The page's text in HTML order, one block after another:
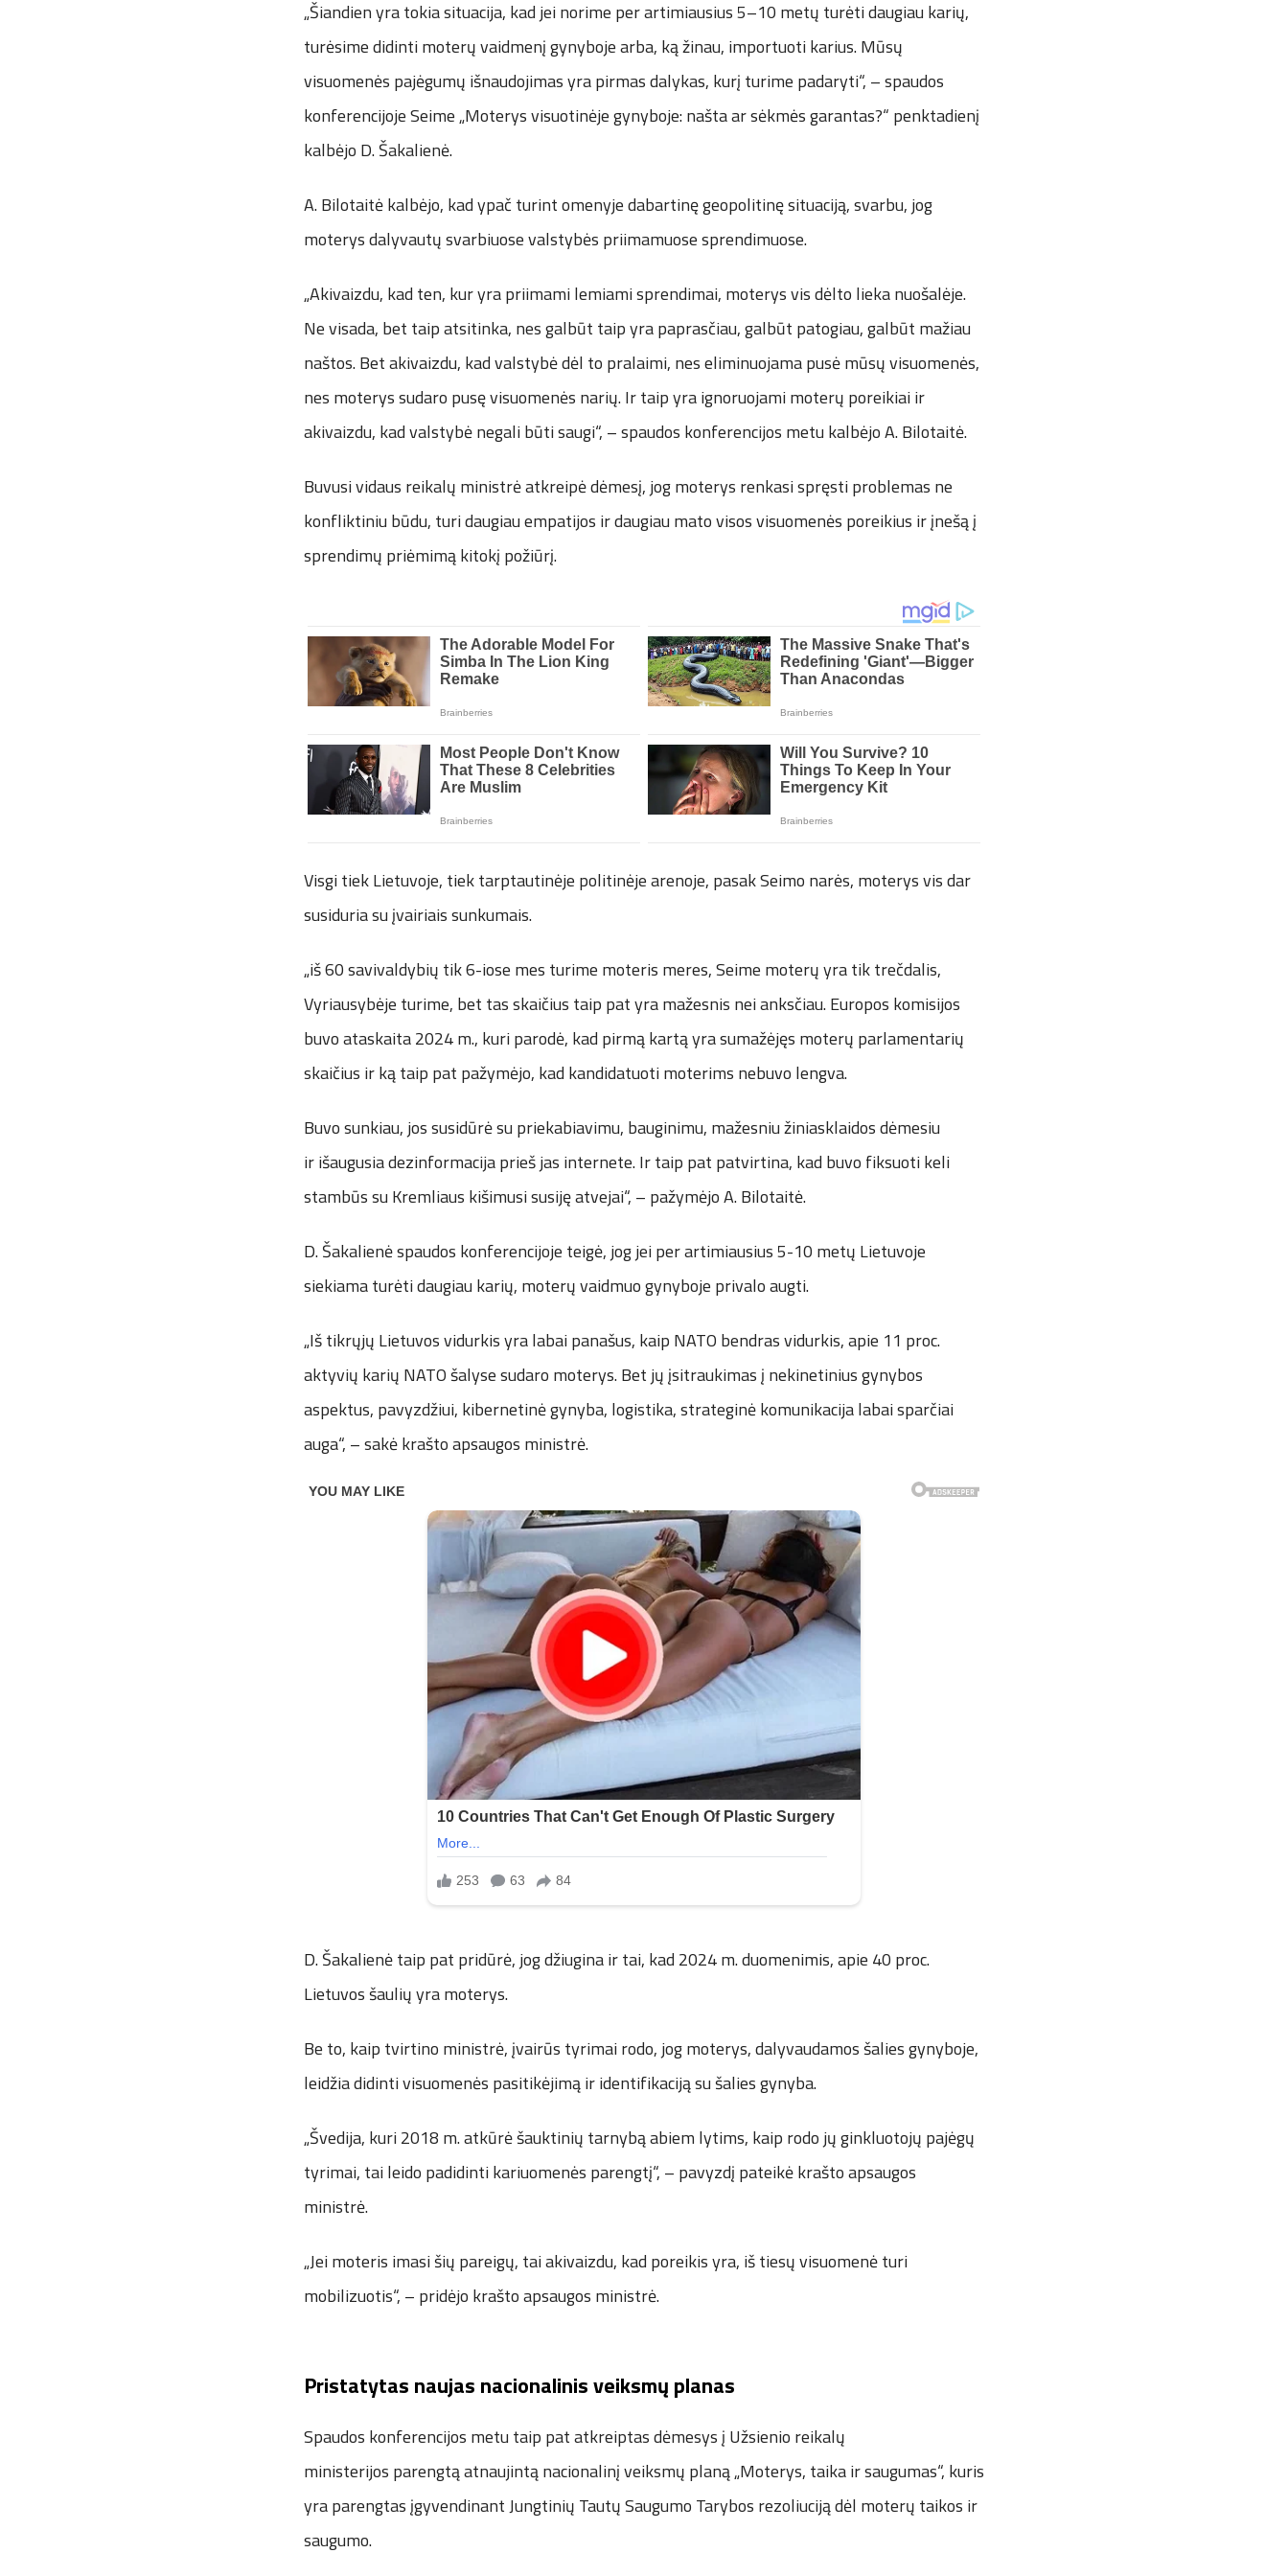
„Šiandien yra tokia situacija, kad jei norime per artimiausius 5–10 metų turėti daugiau karių,
turėsime didinti moterų vaidmenį gynyboje arba, ką žinau, importuoti karius. Mūsų
visuomenės pajėgumų išnaudojimas yra pirmas dalykas, kurį turime padaryti“, – spaudos
konferencijoje Seime „Moterys visuotinėje gynyboje: našta ar sėkmės garantas?“ penktadienį
kalbėjo D. Šakalienė.
A. Bilotaitė kalbėjo, kad ypač turint omenyje dabartinę geopolitinę situaciją, svarbu, jog
moterys dalyvautų svarbiuose valstybės priimamuose sprendimuose.
„Akivaizdu, kad ten, kur yra priimami lemiami sprendimai, moterys vis dėlto lieka nuošalėje.
Ne visada, bet taip atsitinka, nes galbūt taip yra paprasčiau, galbūt patogiau, galbūt mažiau
naštos. Bet akivaizdu, kad valstybė dėl to pralaimi, nes eliminuojama pusė mūsų visuomenės,
nes moterys sudaro pusę visuomenės narių. Ir taip yra ignoruojami moterų poreikiai ir
akivaizdu, kad valstybė negali būti saugi“, – spaudos konferencijos metu kalbėjo A. Bilotaitė.
Buvusi vidaus reikalų ministrė atkreipė dėmesį, jog moterys renkasi spręsti problemas ne
konfliktiniu būdu, turi daugiau empatijos ir daugiau mato visos visuomenės poreikius ir įnešą į
sprendimų priėmimą kitokį požiūrį.
Visgi tiek Lietuvoje, tiek tarptautinėje politinėje arenoje, pasak Seimo narės, moterys vis dar
susiduria su įvairiais sunkumais.
„iš 60 savivaldybių tik 6-iose mes turime moteris meres, Seime moterų yra tik trečdalis,
Vyriausybėje turime, bet tas skaičius taip pat yra mažesnis nei anksčiau. Europos komisijos
buvo ataskaita 2024 m., kuri parodė, kad pirmą kartą yra sumažėjęs moterų parlamentarių
skaičius ir ką taip pat pažymėjo, kad kandidatuoti moterims nebuvo lengva.
Buvo sunkiau, jos susidūrė su priekabiavimu, bauginimu, mažesniu žiniasklaidos dėmesiu
ir išaugusia dezinformacija prieš jas internete. Ir taip pat patvirtina, kad buvo fiksuoti keli
stambūs su Kremliaus kišimusi susiję atvejai“, – pažymėjo A. Bilotaitė.
D. Šakalienė spaudos konferencijoje teigė, jog jei per artimiausius 5-10 metų Lietuvoje
siekiama turėti daugiau karių, moterų vaidmuo gynyboje privalo augti.
„Iš tikrųjų Lietuvos vidurkis yra labai panašus, kaip NATO bendras vidurkis, apie 11 proc.
aktyvių karių NATO šalyse sudaro moterys. Bet jų įsitraukimas į nekinetinius gynybos
aspektus, pavyzdžiui, kibernetinė gynyba, logistika, strateginė komunikacija labai sparčiai
auga“, – sakė krašto apsaugos ministrė.
D. Šakalienė taip pat pridūrė, jog džiugina ir tai, kad 2024 m. duomenimis, apie 40 proc.
Lietuvos šaulių yra moterys.
Be to, kaip tvirtino ministrė, įvairūs tyrimai rodo, jog moterys, dalyvaudamos šalies gynyboje,
leidžia didinti visuomenės pasitikėjimą ir identifikaciją su šalies gynyba.
„Švedija, kuri 2018 m. atkūrė šauktinių tarnybą abiem lytims, kaip rodo jų ginkluotojų pajėgų
tyrimai, tai leido padidinti kariuomenės parengtį“, – pavyzdį pateikė krašto apsaugos
ministrė.
„Jei moteris imasi šių pareigų, tai akivaizdu, kad poreikis yra, iš tiesų visuomenė turi
mobilizuotis“, – pridėjo krašto apsaugos ministrė.
Pristatytas naujas nacionalinis veiksmų planas
Spaudos konferencijos metu taip pat atkreiptas dėmesys į Užsienio reikalų
ministerijos parengtą atnaujintą nacionalinį veiksmų planą „Moterys, taika ir saugumas“, kuris
yra parengtas įgyvendinant Jungtinių Tautų Saugumo Tarybos rezoliuciją dėl moterų taikos ir
saugumo.